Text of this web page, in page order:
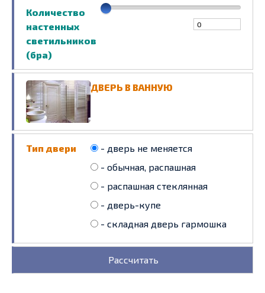
Количество
настенных
светильников
(бра)
ДВЕРЬ В ВАННУЮ
Тип двери
- дверь не меняется
- обычная, распашная
- распашная стеклянная
- дверь-купе
- складная дверь гармошка